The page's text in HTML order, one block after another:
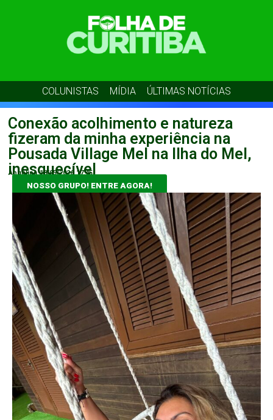
COLUNISTAS MÍDIA ÚLTIMAS NOTÍCIAS
Conexão acolhimento e natureza
fizeram da minha experiência na
Pousada Village Mel na Ilha do Mel,
inesquecível
Angélica 18/05/2026 17:45
NOSSO GRUPO! ENTRE AGORA!